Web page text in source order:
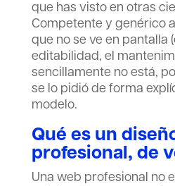
que has visto en otras
Competente y genérico
que no se ve en pantalla
editabilidad, el
sencillamente no está,
se lo pidió de forma
modelo.
Qué es un
profesional, de
Una web profesional no